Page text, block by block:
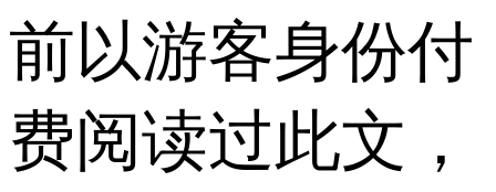
前以游客身份付
费阅读过此文，